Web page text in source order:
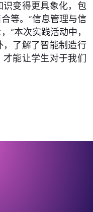
变得更具象化，包
等。”信息管理与信
“本次实践活动中，
了解了智能制造行
能让学生对于我们